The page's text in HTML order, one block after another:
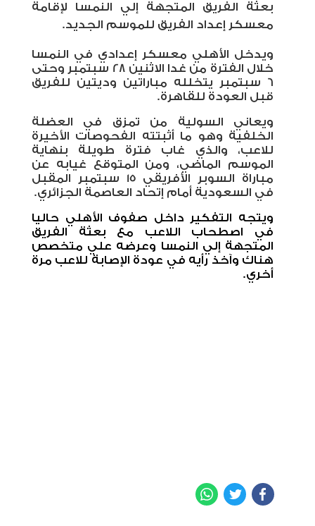
بعثة الفريق المتجهة إلي النمسا لإقامة
معسكر إعداد الفريق للموسم الجديد.
ويدخل الأهلي معسكر إعدادي في النمسا
خلال الفترة من غدا الاثنين 28 سبتمبر وحتى
6 سبتمبر يتخلله مباراتين وديتين للفريق
قبل العودة للقاهرة.
ويعاني السولية من تمزق في العضلة
الخلفية وهو ما أثبتته الفحوصات الأخيرة
للاعب، والذي غاب فترة طويلة بنهاية
الموسم الماضي، ومن المتوقع غيابه عن
مباراة السوبر الأفريقي 15 سبتمبر المقبل
في السعودية أمام إتحاد العاصمة الجزائري.
ويتجه التفكير داخل صفوف الأهلي حاليا
في اصطحاب اللاعب مع بعثة الفريق
المتجهة إلي النمسا وعرضه علي متخصص
هناك وآخذ رأيه في عودة الإصابة للاعب مرة
أخري.
Facebook
Twitter